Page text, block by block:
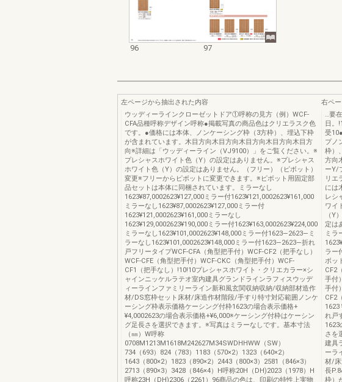
96 97
左ページから抽出された内容
ウッディーラインクローゼットドア①呼称の見方（例）WCF-
CFA品種呼称デザイン呼称●掲載写真の商品色はクリエラスク色
です。●価格には本体、ノンケーシング枠（3方枠）、埋込下枠
が含まれています。木目方向木目方向木目方向木目方向木目方
向※詳細は「ウッディーライン（VJ9100）」をご覧ください。※
プレシャスホワイト色（Y）の設定はありません。※プレシャス
ホワイト色（Y）の設定はありません。（フリー）（ピボット）
変更※フリーからピボットに変更できます。※ピボット用固定部
品セットは本体に同梱されています。ミラーなし
1623¥87,0002623¥127,000ミラー付1623¥121,0002623¥161,000
ミラーなし1623¥87,0002623¥127,000ミラー付
1623¥121,0002623¥161,000ミラーなし
1623¥129,0002623¥190,000ミラー付1623¥163,0002623¥224,000
ミラーなし1623¥101,0002623¥148,000ミラー付1623―2623―ミ
ラーなし1623¥101,0002623¥148,000ミラー付1623―2623―折れ
戸フリータイプWCF-CFA（角型把手付）WCF-CF2（把手なし）
WCF-CFE（角型把手付）WCF-CKC（角型把手付）WCF-
CF1（把手なし）!10!10プレシャスホワイト・クリエカラー×シ
ャインニッケルラテオ室内建具グランドラインラフィスウッデ
ィーラインファミリーライン新和風玄関収納収納/収納部材造作
材/DS窓枠セット床材/床造作材階段/手すり特寸対応範囲ノンケ
ーシング枠表示価格ケーシング付枠1623の場合表示価格+
¥4,0002623の場合表示価格+¥6,000※ケーシング付枠はケーシン
グ足長さを選択できます。※写真はミラーなしです。基本寸法
（㎜）W呼称
0708M1213M1618M242627M34SWDHHWW（SW）
734（693）824（783）1183（570×2）1323（640×2）
1643（800×2）1823（890×2）2443（800×3）2581（846×3）
2713（890×3）3428（846×4）H呼称20H（DH)2023（1978）H
呼称23H（DH)2306（2261）96商品の色は、印刷の特性上実物
右ペ
…要
日。
受
プノ
枠）
方向
ーY/
リエ
には
レシ
ワイ
（Y
定は
ミラ
ラー
ボッ
CF2
手付
手付
CF2
1623
れ戸
1623
さを
建具
ーラ
材/床
長
枠）